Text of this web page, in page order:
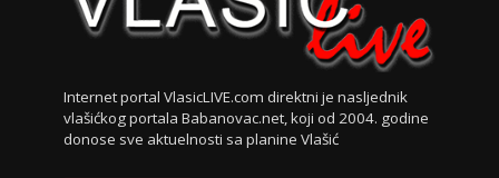
Internet portal VlasicLIVE.com direktni je nasljednik
vlašićkog portala Babanovac.net, koji od 2004. godine
donose sve aktuelnosti sa planine Vlašić